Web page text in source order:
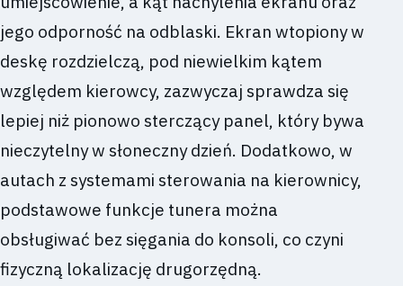
jego odporność na odblaski. Ekran wtopiony w
deskę rozdzielczą, pod niewielkim kątem
względem kierowcy, zazwyczaj sprawdza się
lepiej niż pionowo sterczący panel, który bywa
nieczytelny w słoneczny dzień. Dodatkowo, w
autach z systemami sterowania na kierownicy,
podstawowe funkcje tunera można
obsługiwać bez sięgania do konsoli, co czyni
fizyczną lokalizację drugorzędną.